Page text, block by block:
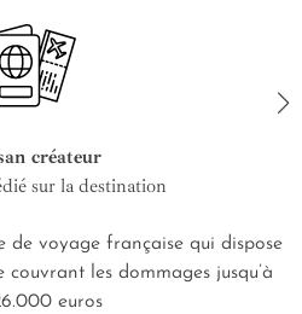
créateur
sur la destination
de voyage française qui dispose
couvrant les dommages jusqu’à
euros